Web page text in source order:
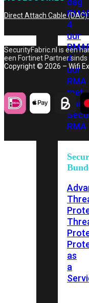
RMA
4
uur
RMA
4
uur
RMA
met
RMA
as
a
Direct Attach Cable (DAC)
SecurityFabric.nl is een
een Fortinet Partner sinds
Copyright © 2026 – Wifi